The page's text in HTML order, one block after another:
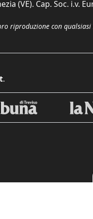
(VE). Cap. Soc. i.v.
riproduzione con
.